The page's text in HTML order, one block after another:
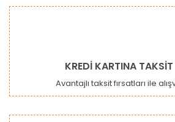
KREDİ KARTINA
Avantajlı taksit fırsatları ile